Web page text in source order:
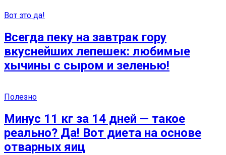
Вот это да!
Всегда пеку на завтрак гору
вкуснейших лепешек: любимые
хычины с сыром и зеленью!
Полезно
Минус 11 кг за 14 дней — такое
реально? Да! Вот диета на основе
отварных яиц